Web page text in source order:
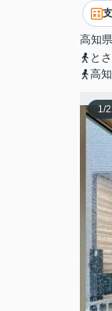
高知県
と
高
1/